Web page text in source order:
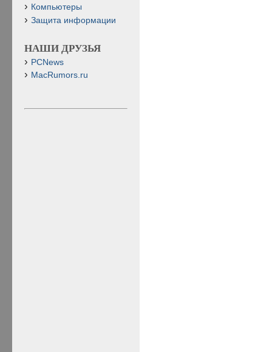
Компьютеры
Защита информации
НАШИ ДРУЗЬЯ
PCNews
MacRumors.ru